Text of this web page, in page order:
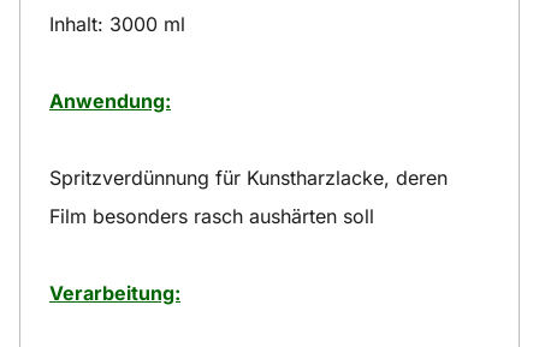
Inhalt: 3000 ml
Anwendung:
Spritzverdünnung für Kunstharzlacke, deren
Film besonders rasch aushärten soll
Verarbeitung: